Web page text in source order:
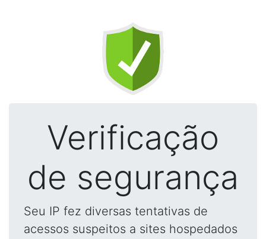
Verificação
de segurança
Seu IP fez diversas tentativas de
acessos suspeitos a sites hospedados